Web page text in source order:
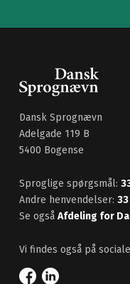
Dansk Sprognævn
Adelgade 119 B
5400 Bogense
Sproglige spørgsmål:
Andre henvendelser:
Se også Afdeling for
Vi findes også på